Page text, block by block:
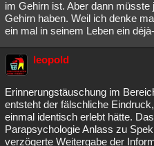
im Gehirn ist. Aber dann
Gehirn haben. Weil ich denke
ein mal in seinem Leben ein
leopold
Erinnerungstäuschung im
entsteht der fälschliche
einmal identisch erlebt hätte.
Parapsychologie Anlass zu
verzögerte Weitergabe der